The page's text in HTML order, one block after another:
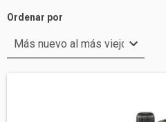
Ordenar por